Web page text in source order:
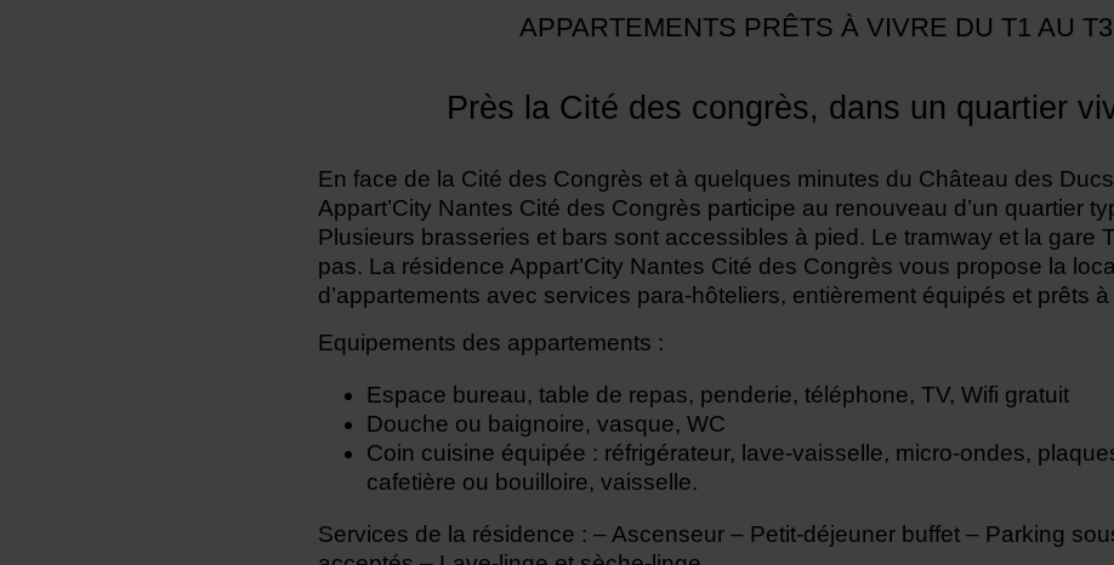
APPARTEMENTS PRÊTS À VIVRE DU T1 AU T3
Près la Cité des congrès, dans un quartier
En face de la Cité des Congrès et à quelques minutes du Château des
Appart’City Nantes Cité des Congrès participe au renouveau d’un quartier
Plusieurs brasseries et bars sont accessibles à pied. Le tramway et la gare
pas. La résidence Appart’City Nantes Cité des Congrès vous propose la
d’appartements avec services para-hôteliers, entièrement équipés et prêts
Equipements des appartements :
Espace bureau, table de repas, penderie, téléphone, TV, Wifi gratuit
Douche ou baignoire, vasque, WC
Coin cuisine équipée : réfrigérateur, lave-vaisselle, micro-ondes,
cafetière ou bouilloire, vaisselle.
Services de la résidence : – Ascenseur – Petit-déjeuner buffet – Parking